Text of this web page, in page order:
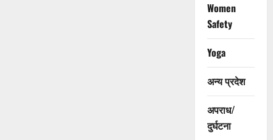
Women
Safety
Yoga
अन्य प्रदेश
अपराध/
दुर्घटना